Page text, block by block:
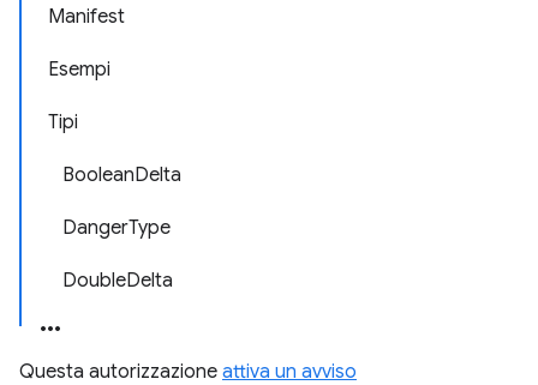
Manifest
Esempi
Tipi
BooleanDelta
DangerType
DoubleDelta
Questa autorizzazione attiva un avviso